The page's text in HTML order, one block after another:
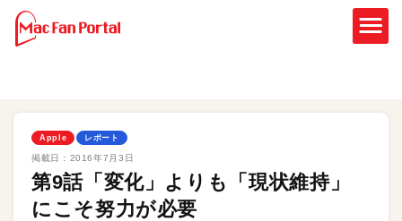
Apple レポート
掲載日： 2016年7月3日
第9話「変化」よりも「現状維持」
にこそ努力が必要